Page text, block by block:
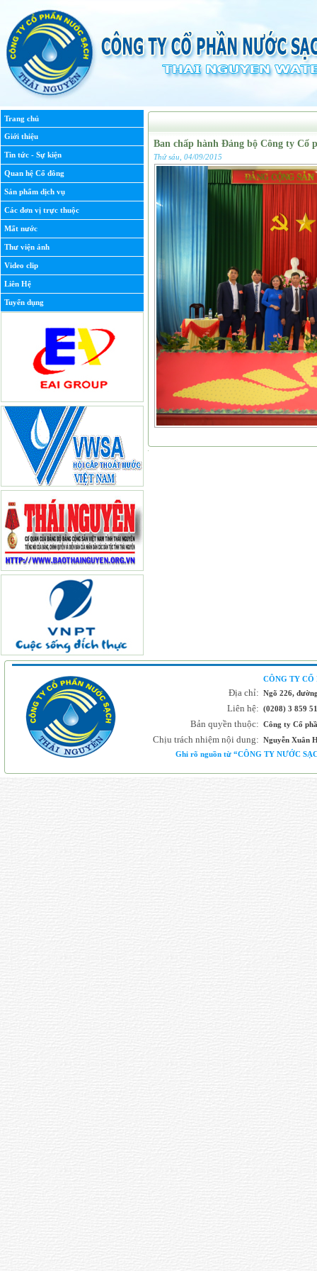
Trang chủ
Giới thiệu
Tin tức - Sự kiện
Quan hệ Cổ đông
Sản phẩm dịch vụ
Các đơn vị trực thuộc
Mất nước
Thư viện ảnh
Video clip
Liên Hệ
Tuyển dụng
Ban chấp hành Đảng bộ Công ty Cổ
Thứ sáu, 04/09/2015
CÔNG TY CỔ
Địa chỉ: Ngõ 226,
Liên hệ: (0208) 3 859
Bản quyền thuộc: Công ty Cổ
Chịu trách nhiệm nội dung: Nguyễn Xuân
Ghi rõ nguồn từ “CÔNG TY NƯỚC